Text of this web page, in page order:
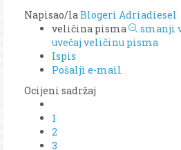
Napisao/la Blogeri Adriadiesel
veličina pisma
smanji
uvečaj veličinu pisma
Ispis
Pošalji e-mail
Ocijeni sadržaj
1
2
3